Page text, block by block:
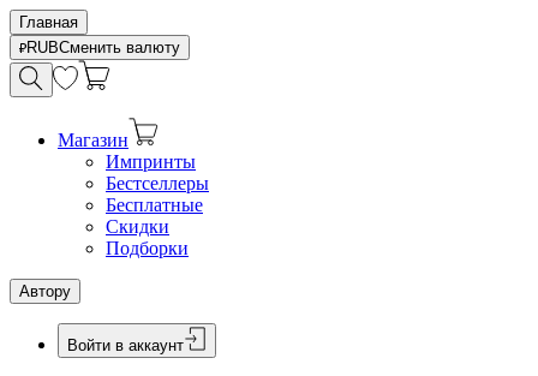
Главная
RUBСменить валюту
Магазин
Импринты
Бестселлеры
Бесплатные
Скидки
Подборки
Автору
Войти в аккаунт